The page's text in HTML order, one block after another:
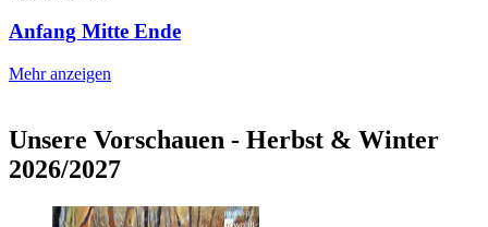
Anfang Mitte Ende
Mehr anzeigen
Unsere Vorschauen - Herbst & Winter
2026/2027